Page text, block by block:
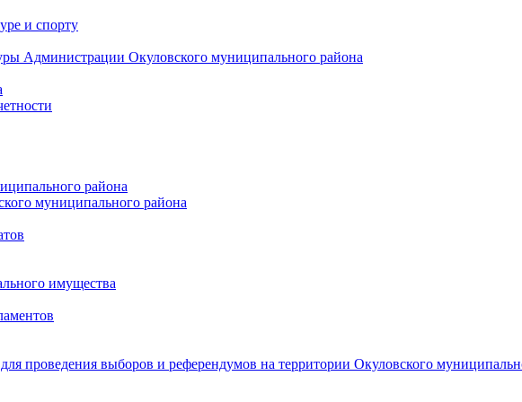
и спорту
Администрации Окуловского муниципального района
района
муниципального района
имущества
проведения выборов и референдумов на территории Окуловского